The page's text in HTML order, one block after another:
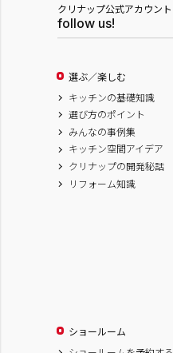
クリナップ公式アカウント
follow us!
選ぶ／楽しむ
キッチンの基礎知識
選び方のポイント
みんなの事例集
キッチン空間アイデア
クリナップの開発秘話
リフォーム知識
ショールーム